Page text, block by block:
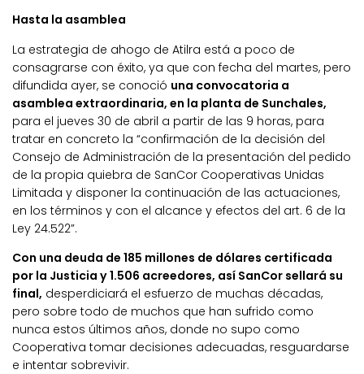
Hasta la asamblea
La estrategia de ahogo de Atilra está a poco de
consagrarse con éxito, ya que con fecha del martes, pero
difundida ayer, se conoció una convocatoria a
asamblea extraordinaria, en la planta de Sunchales,
para el jueves 30 de abril a partir de las 9 horas, para
tratar en concreto la “confirmación de la decisión del
Consejo de Administración de la presentación del pedido
de la propia quiebra de SanCor Cooperativas Unidas
Limitada y disponer la continuación de las actuaciones,
en los términos y con el alcance y efectos del art. 6 de la
Ley 24.522”.
Con una deuda de 185 millones de dólares certificada
por la Justicia y 1.506 acreedores, así SanCor sellará su
final, desperdiciará el esfuerzo de muchas décadas,
pero sobre todo de muchos que han sufrido como
nunca estos últimos años, donde no supo como
Cooperativa tomar decisiones adecuadas, resguardarse
e intentar sobrevivir.